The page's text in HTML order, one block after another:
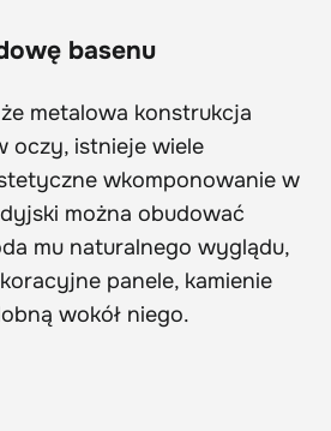
basenu
metalowa konstrukcja
oczy, istnieje wiele
wkomponowanie w
można obudować
mu naturalnego wyglądu,
panele, kamienie
wokół niego.